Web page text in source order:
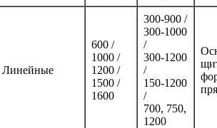
Линейные
600 /
1000 /
1200 /
1500 /
1600
300-900 /
300-1000
/
300-1200
/
150-1200
/
700, 750,
1200